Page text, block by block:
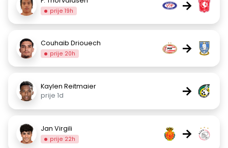
prije 19h →
Couhaib Driouech
prije 20h →
Kaylen Reitmaier
prije 1d
→
Jan Virgili
prije 22h →